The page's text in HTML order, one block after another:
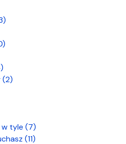
(2)
w tyle (7)
(11)